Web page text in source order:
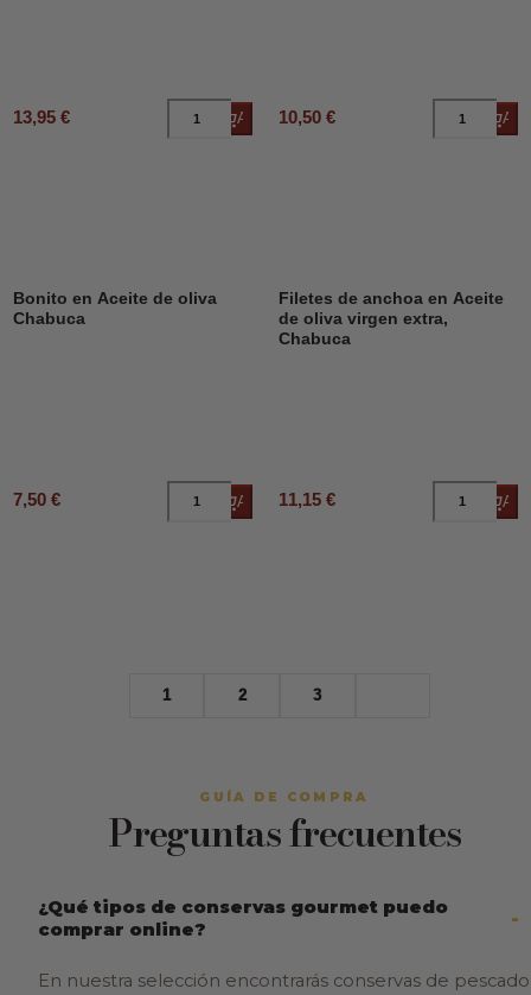
13,95 € Añadir al carrito
10,50 €
Bonito en Aceite de oliva
Chabuca
7,50 € Añadir al carrito
Filetes de anchoa en Aceite
de oliva virgen extra,
Chabuca
11,15 €
1 2 3
GUÍA DE COMPRA
Preguntas frecuentes
¿Qué tipos de conservas gourmet puedo
comprar online?
En nuestra selección encontrarás conservas de pescado